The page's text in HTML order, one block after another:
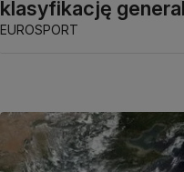
klasyfikację
EUROSPORT